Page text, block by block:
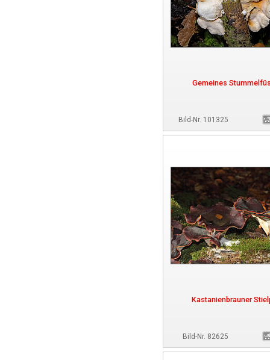
Gemeines
Bild-Nr. 101325
Kastanienbrauner
Bild-Nr. 82625